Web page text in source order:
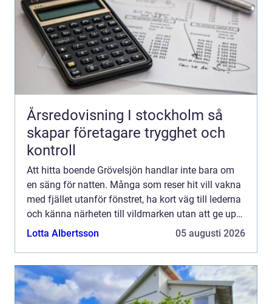
Årsredovisning I stockholm så
skapar företagare trygghet och
kontroll
Att hitta boende Grövelsjön handlar inte bara om
en säng för natten. Många som reser hit vill vakna
med fjället utanför fönstret, ha kort väg till lederna
och känna närheten till vildmarken utan att ge upp
bekvämligheten. Grövelsjön erbjuder en ovanl...
Lotta Albertsson 05 augusti 2026